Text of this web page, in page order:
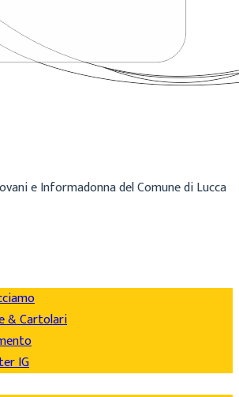
e Informadonna del Comune di Lucca
& Cartolari
IG